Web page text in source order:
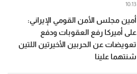
أمين مجلس الأمن القومي الإيراني:
على أميركا رفع العقوبات ودفع
تعويضات عن الحربين الأخيرتين اللتين
شنتهما علينا
10:13